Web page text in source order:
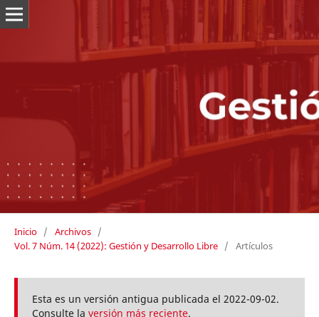
Inicio / Archivos /
Vol. 7 Núm. 14 (2022): Gestión y Desarrollo Libre / Artículos
Esta es un versión antigua publicada el 2022-09-02.
Consulte la versión más reciente.